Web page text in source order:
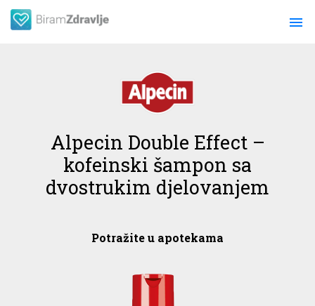
menu
Alpecin Double Effect –
kofeinski šampon sa
dvostrukim djelovanjem
Potražite u apotekama